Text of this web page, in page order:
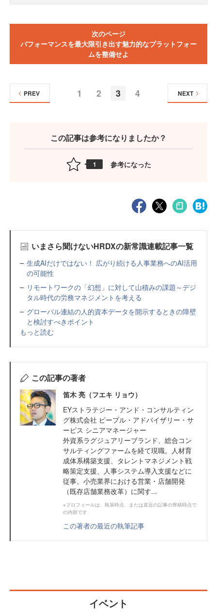
次のページ
パフォーマンスを最大限引き出す魅力的なプラットフォー
ムを整備せよ
1 2 3 4
PREV NEXT
この記事は参考になりましたか？
1 参考になった
いまさら聞けないHRDXの新常識連載記事一覧
生成AIだけではない！ 広がり続ける人事業務へのAI活用
の可能性
リモートワークの「幻想」に対して山積みの課題～デジ
タル時代の労務マネジメントを考える
グローバル連結の人的資本データを開示するときの障壁
と検討すべきポイント
もっと読む
この記事の著者
笛木 亮（フエキ リョウ）
EYストラテジー・アンド・コンサルティン
グ株式会社 ピープル・アドバイザリー・サ
ービス シニアマネージャー
外資系ラグジュアリーブランド、総合コン
サルティングファームを経て現職。人材育
成体系構築支援、タレントマネジメント戦
略策定支援、人事システム導入支援などに
従事。小売業界における営業・店舗開発
（既存店舗業務改革）に関す...
※プロフィールは、執筆時点、または直近の記事の寄稿時点で
の内容です
この著者の最近の執筆記事
イベント